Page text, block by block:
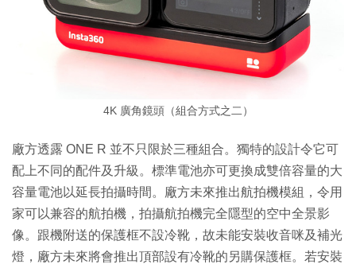
4K 廣角鏡頭（組合方式之二）
廠方透露 ONE R 並不只限於三種組合。獨特的設計令它可
配上不同的配件及升級。標準電池亦可更換成雙倍容量的大
容量電池以延長拍攝時間。廠方未來推出航拍機模組，令用
家可以兼容的航拍機，拍攝航拍機完全隱型的空中全景影
像。跟機附送的保護框不設冷靴，故未能安裝收音咪及補光
燈，廠方未來將會推出頂部設有冷靴的另購保護框。若安裝